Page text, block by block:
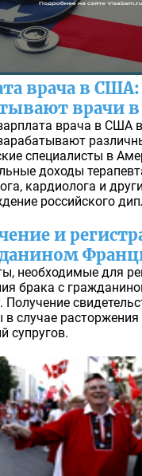
врача в
врачи
врача в США
специалисты в
доходы
кардиолога и
российского
и
необходимые для
брака с
Получение
в случае
супругов.